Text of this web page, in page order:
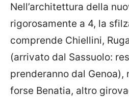
Nell’architettura della
rigorosamente a 4, la
comprende Chiellini,
(arrivato dal Sassuolo:
prenderanno dal Genoa),
forse Benatia, altro